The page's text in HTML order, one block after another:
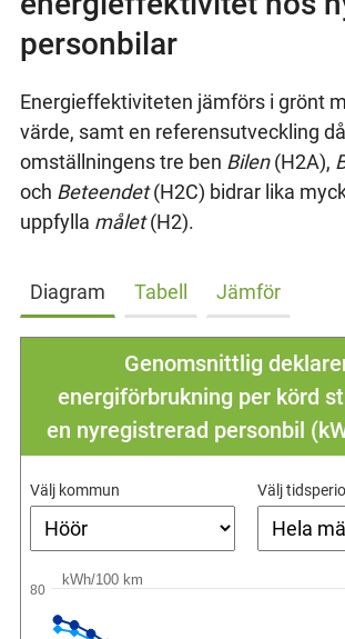
personbilar
Energieffektiviteten jämförs i grönt
värde, samt en referensutveckling då
omställningens tre ben Bilen(H2A),
och Beteendet(H2C) bidrar lika
uppfylla målet(H2).
Diagram Tabell Jämför
Genomsnittlig
energiförbrukning per körd
en nyregistrerad personbil
Välj kommun Välj
kWh/100 km
80